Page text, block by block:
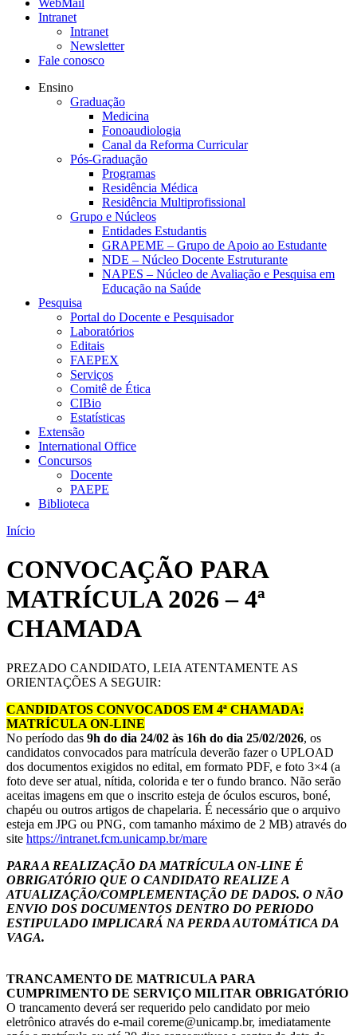
WebMail
Intranet
Intranet
Newsletter
Fale conosco
Ensino
Graduação
Medicina
Fonoaudiologia
Canal da Reforma Curricular
Pós-Graduação
Programas
Residência Médica
Residência Multiprofissional
Grupo e Núcleos
Entidades Estudantis
GRAPEME – Grupo de Apoio ao Estudante
NDE – Núcleo Docente Estruturante
NAPES – Núcleo de Avaliação e Pesquisa em
Educação na Saúde
Pesquisa
Portal do Docente e Pesquisador
Laboratórios
Editais
FAEPEX
Serviços
Comitê de Ética
CIBio
Estatísticas
Extensão
International Office
Concursos
Docente
PAEPE
Biblioteca
Início
CONVOCAÇÃO PARA
MATRÍCULA 2026 – 4ª
CHAMADA
PREZADO CANDIDATO, LEIA ATENTAMENTE AS
ORIENTAÇÕES A SEGUIR:
CANDIDATOS CONVOCADOS EM 4ª CHAMADA:
MATRÍCULA ON-LINE
No período das 9h do dia 24/02 às 16h do dia 25/02/2026, os
candidatos convocados para matrícula deverão fazer o UPLOAD
dos documentos exigidos no edital, em formato PDF, e foto 3×4 (a
foto deve ser atual, nítida, colorida e ter o fundo branco. Não serão
aceitas imagens em que o inscrito esteja de óculos escuros, boné,
chapéu ou outros artigos de chapelaria. É necessário que o arquivo
esteja em JPG ou PNG, com tamanho máximo de 2 MB) através do
site https://intranet.fcm.unicamp.br/mare
PARA A REALIZAÇÃO DA MATRÍCULA ON-LINE É
OBRIGATÓRIO QUE O CANDIDATO REALIZE A
ATUALIZAÇÃO/COMPLEMENTAÇÃO DE DADOS. O NÃO
ENVIO DOS DOCUMENTOS DENTRO DO PERIODO
ESTIPULADO IMPLICARÁ NA PERDA AUTOMÁTICA DA
VAGA.
TRANCAMENTO DE MATRICULA PARA
CUMPRIMENTO DE SERVIÇO MILITAR OBRIGATÓRIO
O trancamento deverá ser requerido pelo candidato por meio
eletrônico através do e-mail coreme@unicamp.br, imediatamente